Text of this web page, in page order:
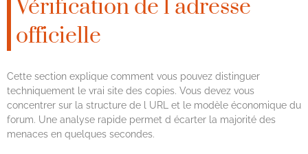
Vérification de l adresse
officielle
Cette section explique comment vous pouvez distinguer
techniquement le vrai site des copies. Vous devez vous
concentrer sur la structure de l URL et le modèle économique du
forum. Une analyse rapide permet d écarter la majorité des
menaces en quelques secondes.